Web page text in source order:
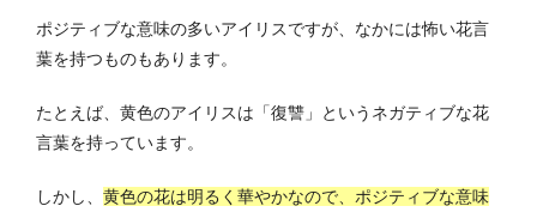
ポジティブな意味の多いアイリスですが、なかには怖い花言
葉を持つものもあります。
たとえば、黄色のアイリスは「復讐」というネガティブな花
言葉を持っています。
しかし、 黄色の花は明るく華やかなので、ポジティブな意味